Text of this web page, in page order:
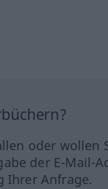
oder wollen
der E-
Ihrer Anfrage.